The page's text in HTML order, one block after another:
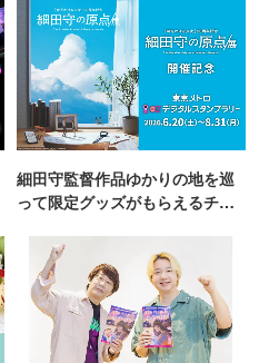
細田守監督作品ゆかりの地を巡
って限定グッズがもらえるチャ